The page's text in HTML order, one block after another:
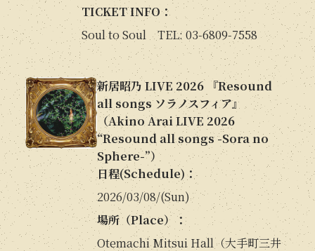
TICKET INFO：
Soul to Soul TEL: 03-6809-7558
新居昭乃 LIVE 2026 『Resound
all songs ソラノスフィア』
（Akino Arai LIVE 2026
“Resound all songs -Sora no
Sphere-”）
日程(Schedule)：
2026/03/08/(Sun)
場所（Place）：
Otemachi Mitsui Hall（大手町三井